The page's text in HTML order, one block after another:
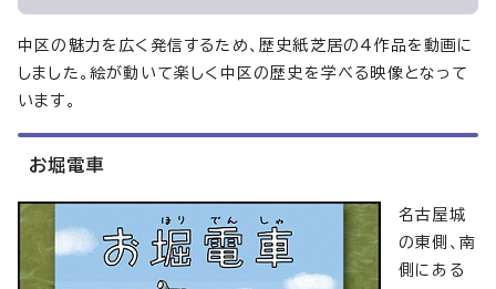
中区の魅力を広く発信するため、歴史紙芝居の4作品を動画に
しました。絵が動いて楽しく中区の歴史を学べる映像となって
います。
お堀電車
名古屋城
の東側、南
側にある